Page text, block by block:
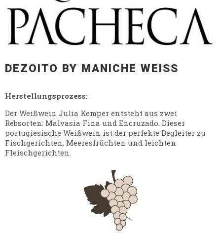
DEZOITO BY MANICHE WEISS
Herstellungsprozess:
Der Weißwein Julia Kemper entsteht aus zwei
Rebsorten: Malvasia Fina und Encruzado. Dieser
portugiesische Weißwein ist der perfekte Begleiter zu
Fischgerichten, Meeresfrüchten und leichten
Fleischgerichten.